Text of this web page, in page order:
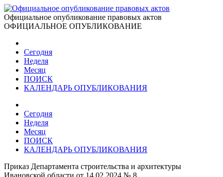
Официальное опубликование правовых актов
ОФИЦИАЛЬНОЕ ОПУБЛИКОВАНИЕ
Сегодня
Неделя
Месяц
ПОИСК
КАЛЕНДАРЬ ОПУБЛИКОВАНИЯ
Сегодня
Неделя
Месяц
ПОИСК
КАЛЕНДАРЬ ОПУБЛИКОВАНИЯ
Приказ Департамента строительства и архитектуры
Ивановской области от 14.02.2024 № 8